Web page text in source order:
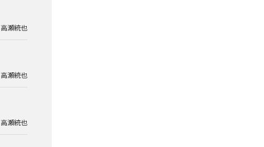
高瀬統也
高瀬統也
高瀬統也